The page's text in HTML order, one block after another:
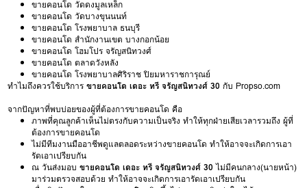
ขายคอนโด วัดดงมูลเหล็ก
ขายคอนโด วัดบางขุนนนท์
ขายคอนโด โรงพยาบาล ธนบุรี
ขายคอนโด สำนักงานเขต บางกอกน้อย
ขายคอนโด โฮมโปร จรัญสนิทวงศ์
ขายคอนโด ตลาดวังหลัง
ขายคอนโด โรงพยาบาลศิริราช ปิยมหาราชการุณย์
ทำไมถึงควรใช้บริการขายคอนโด เดอะ ทรี จรัญสนิทวงศ์ 30 กับ Propso.com
จากปัญหาที่พบบ่อยของผู้ที่ต้องการขายคอนโด คือ
ภาพที่คุณลูกค้าเห็นไม่ตรงกับความเป็นจริง ทำให้ทุกฝ่ายเสียเวลารวมถึง ผู้ที่
ต้องการขายคอนโด
ไม่มีทีมงานมืออาชีพดูแลตลอดระหว่างขายคอนโด ทำให้อาจจะเกิดการเอา
รัดเอาเปรียบกัน
ณ วันส่งมอบขายคอนโด เดอะ ทรี จรัญสนิทวงศ์ 30 ไม่มีคนกลาง(นายหน้า)
มาร่วมตรวจสอบด้วย ทำให้อาจจะเกิดการเอารัดเอาเปรียบกัน